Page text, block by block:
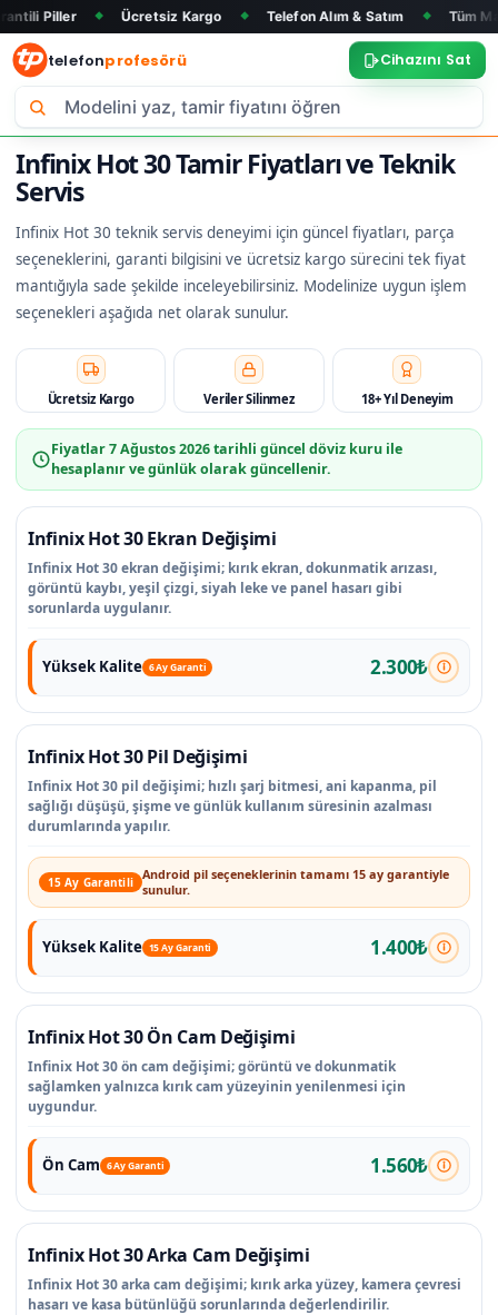
◆ Ücretsiz Kargo ◆ Telefon Alım & Satım ◆ Tüm Marka ve
telefonprofesörü Cihazını Sat
Infinix Hot 30 Tamir Fiyatları ve Teknik
Servis
Infinix Hot 30 teknik servis deneyimi için güncel fiyatları, parça
seçeneklerini, garanti bilgisini ve ücretsiz kargo sürecini tek fiyat
mantığıyla sade şekilde inceleyebilirsiniz. Modelinize uygun işlem
seçenekleri aşağıda net olarak sunulur.
Ücretsiz Kargo Veriler Silinmez 18+ Yıl Deneyim
Fiyatlar7 Ağustos 2026tarihli güncel döviz kuru ile
hesaplanır ve günlük olarak güncellenir.
Infinix Hot 30 Ekran Değişimi
Infinix Hot 30 ekran değişimi; kırık ekran, dokunmatik arızası,
görüntü kaybı, yeşil çizgi, siyah leke ve panel hasarı gibi
sorunlarda uygulanır.
Yüksek Kalite 6 Ay Garanti 2.300₺
Infinix Hot 30 Pil Değişimi
Infinix Hot 30 pil değişimi; hızlı şarj bitmesi, ani kapanma, pil
sağlığı düşüşü, şişme ve günlük kullanım süresinin azalması
durumlarında yapılır.
15 Ay Garantili Android pil seçeneklerinin tamamı 15 ay garantiyle
sunulur.
Yüksek Kalite 15 Ay Garanti 1.400₺
Infinix Hot 30 Ön Cam Değişimi
Infinix Hot 30 ön cam değişimi; görüntü ve dokunmatik
sağlamken yalnızca kırık cam yüzeyinin yenilenmesi için
uygundur.
Ön Cam 6 Ay Garanti 1.560₺
Infinix Hot 30 Arka Cam Değişimi
Infinix Hot 30 arka cam değişimi; kırık arka yüzey, kamera çevresi
hasarı ve kasa bütünlüğü sorunlarında değerlendirilir.